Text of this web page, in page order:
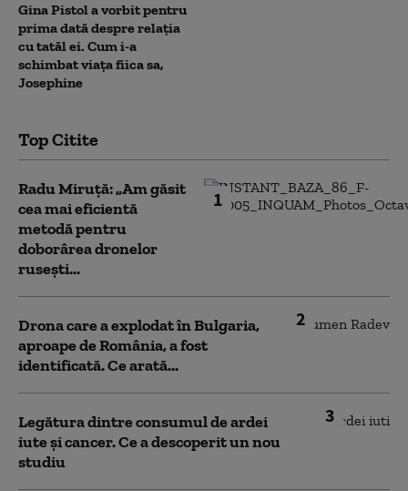
Gina Pistol a vorbit pentru
prima dată despre relația
cu tatăl ei. Cum i-a
schimbat viața fiica sa,
Josephine
Top Citite
1
Radu Miruță: „Am găsit
cea mai eficientă
metodă pentru
doborârea dronelor
rusești...
2
Drona care a explodat în Bulgaria,
aproape de România, a fost
identificată. Ce arată...
3
Legătura dintre consumul de ardei
iute și cancer. Ce a descoperit un nou
studiu